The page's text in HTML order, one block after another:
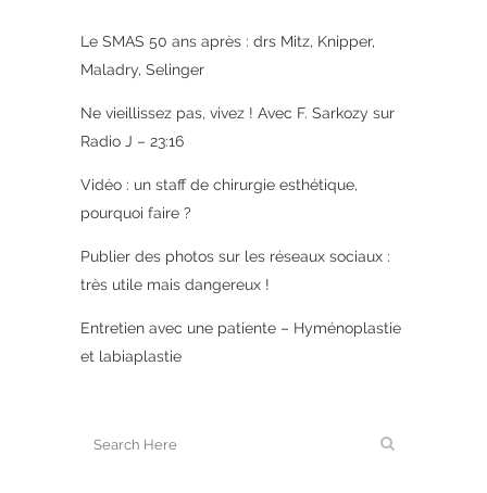
Le SMAS 50 ans après : drs Mitz, Knipper,
Maladry, Selinger
Ne vieillissez pas, vivez ! Avec F. Sarkozy sur
Radio J – 23:16
Vidéo : un staff de chirurgie esthétique,
pourquoi faire ?
Publier des photos sur les réseaux sociaux :
très utile mais dangereux !
Entretien avec une patiente – Hyménoplastie
et labiaplastie